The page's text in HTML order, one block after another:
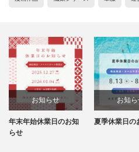
お知らせ
年末年始休業日のお知
らせ
お知
夏季休業日の